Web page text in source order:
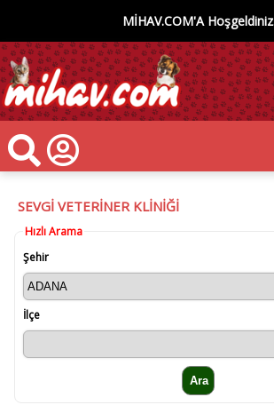
MİHAV.COM'A
SEVGİ VETERİNER KLİNİĞİ
Hızlı Arama
Şehir
İlçe